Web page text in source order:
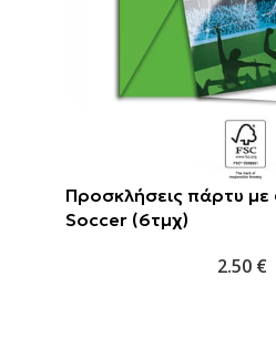
Προσκλήσεις πάρτυ με
Soccer (6τμχ)
2.50 €